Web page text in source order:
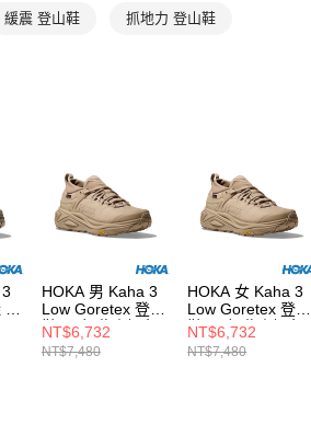
緩震 登山鞋 抓地力 登山鞋
亞
HOKA 男 Kaha 3
Low Goretex 登山
鞋 亞麻/燕麥奶色
NT$6,732
NT$7,480
HOKA 女 Kaha 3
Low Goretex 登山
鞋 亞麻/燕麥奶色
NT$6,732
NT$7,480